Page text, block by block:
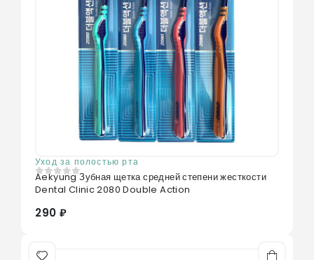
Уход за полостью рта
0из 5
Aekyung Зубная щетка средней степени жесткости
Dental Clinic 2080 Double Action
290 ₽